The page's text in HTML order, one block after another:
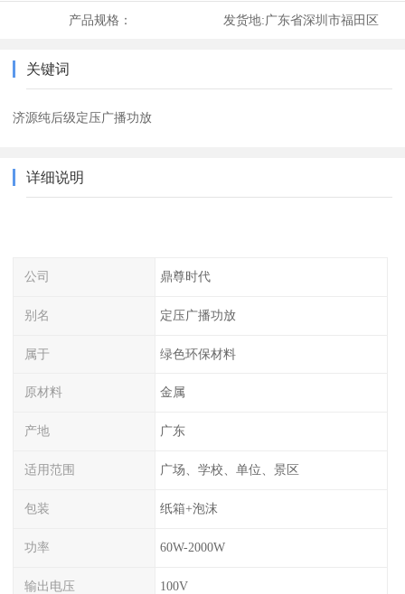
产品规格： 发货地:广东省深圳市福田区
关键词
济源纯后级定压广播功放
详细说明
公司 鼎尊时代
别名 定压广播功放
属于 绿色环保材料
原材料 金属
产地 广东
适用范围 广场、学校、单位、景区
包装 纸箱+泡沫
功率 60W-2000W
输出电压 100V